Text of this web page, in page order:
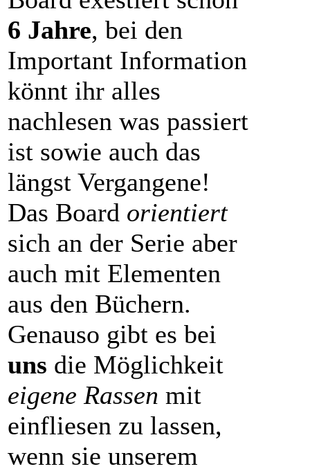
6 Jahre, bei den
Important Information
könnt ihr alles
nachlesen was passiert
ist sowie auch das
längst Vergangene!
Das Board orientiert
sich an der Serie aber
auch mit Elementen
aus den Büchern.
Genauso gibt es bei
uns die Möglichkeit
eigene Rassen mit
einfliesen zu lassen,
wenn sie unserem